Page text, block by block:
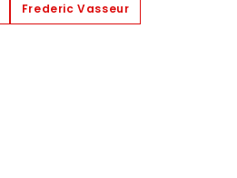
Frederic Vasseur